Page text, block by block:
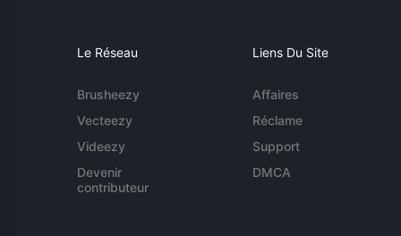
Le Réseau
Brusheezy
Vecteezy
Videezy
Devenir
contributeur
Liens Du Site
Affaires
Réclame
Support
DMCA